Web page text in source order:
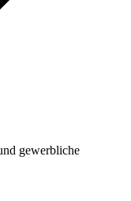
gewerbliche